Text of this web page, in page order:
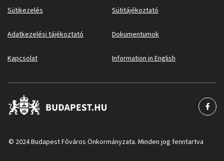
Sütikezelés Sütitájékoztató
Adatkezelési tájékoztató Dokumentumok
Kapcsolat Information in English
© 2024 Budapest Főváros Önkormányzata. Minden jog fenntartva